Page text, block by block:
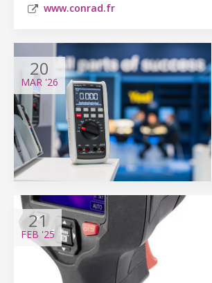
www.conrad.fr
20
MAR '26
21
FEB '25